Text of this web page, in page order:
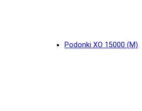
Podonki XO 15000 (М)